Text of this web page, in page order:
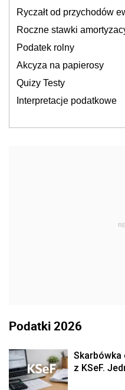
Ryczałt od przychodów
Roczne stawki
Podatek rolny
Akcyza na papierosy
Quizy Testy
Interpretacje podatkowe
Podatki 2026
z KSeF.